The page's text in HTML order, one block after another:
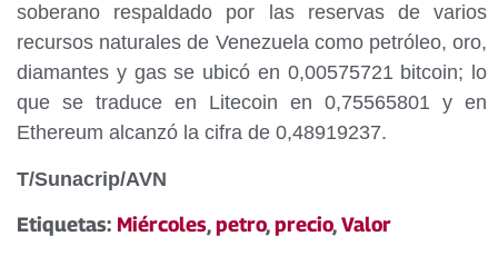
soberano respaldado por las reservas de varios
recursos naturales de Venezuela como petróleo, oro,
diamantes y gas se ubicó en 0,00575721 bitcoin; lo
que se traduce en Litecoin en 0,75565801 y en
Ethereum alcanzó la cifra de 0,48919237.
T/Sunacrip/AVN
Etiquetas: Miércoles,petro,precio,Valor